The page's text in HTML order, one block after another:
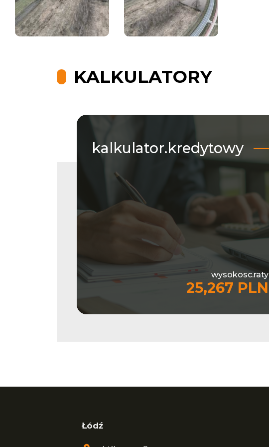
KALKULATORY
kalkulator.kredytowy
wysokosc.raty
25,267 PLN
Łódź